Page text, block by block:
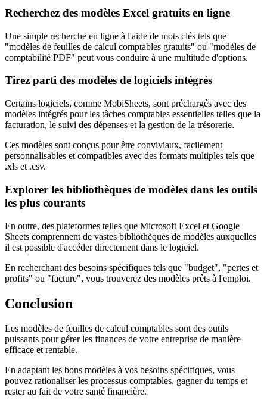
Recherchez des modèles Excel gratuits en ligne
Une simple recherche en ligne à l'aide de mots clés tels que
"modèles de feuilles de calcul comptables gratuits" ou "modèles de
comptabilité PDF" peut vous conduire à une multitude d'options.
Tirez parti des modèles de logiciels intégrés
Certains logiciels, comme MobiSheets, sont préchargés avec des
modèles intégrés pour les tâches comptables essentielles telles que la
facturation, le suivi des dépenses et la gestion de la trésorerie.
Ces modèles sont conçus pour être conviviaux, facilement
personnalisables et compatibles avec des formats multiples tels que
.xls et .csv.
Explorer les bibliothèques de modèles dans les outils
les plus courants
En outre, des plateformes telles que Microsoft Excel et Google
Sheets comprennent de vastes bibliothèques de modèles auxquelles
il est possible d'accéder directement dans le logiciel.
En recherchant des besoins spécifiques tels que "budget", "pertes et
profits" ou "facture", vous trouverez des modèles prêts à l'emploi.
Conclusion
Les modèles de feuilles de calcul comptables sont des outils
puissants pour gérer les finances de votre entreprise de manière
efficace et rentable.
En adaptant les bons modèles à vos besoins spécifiques, vous
pouvez rationaliser les processus comptables, gagner du temps et
rester au fait de votre santé financière.